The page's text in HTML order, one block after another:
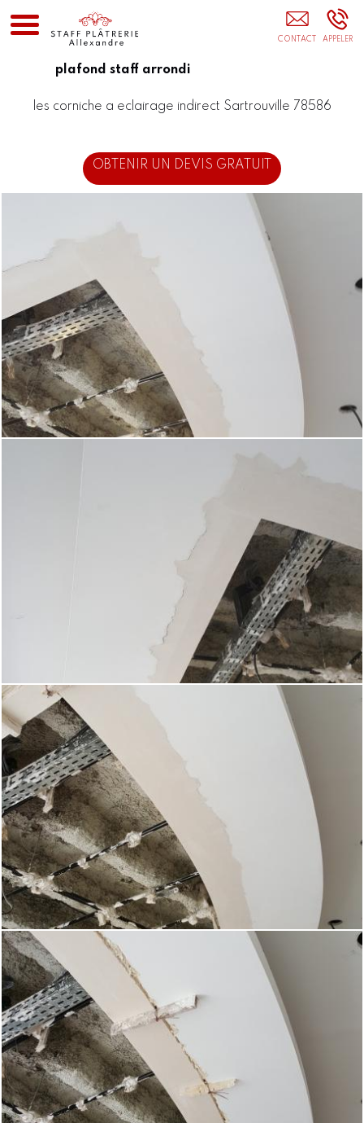
Aménagement Intérieur Paris Meaux Torcy Seine-
plafond staff arrondi
les corniche a eclairage indirect Sartrouville 78586
OBTENIR UN DEVIS GRATUIT